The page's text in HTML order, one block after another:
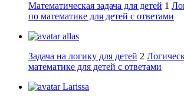
Математическая задача для детей 1
по математике для детей с ответами
allas
Задача на логику для детей 2
математике для детей с ответами
Larissa